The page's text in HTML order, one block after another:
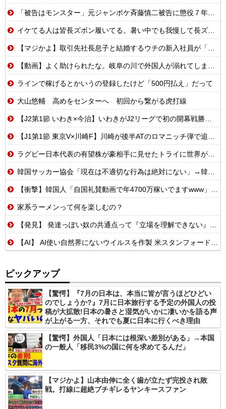
「被告はモンスター」元ジャンポケ斉藤慎二被告に懲役７年求刑でほぼ実刑確実？弁護側の主張が無理筋なワケ
イケてる人は皆長ズボン履いてる。暑い中でも我慢して長ズボン履いてる。半ズボンはモテ無い。厳しいって
【マジかよ】取引先社長息子と結婚するウチの新入社員が「結婚も契約も中止になりました…」→俺「こっちもグループ全社の取引中止しよう」
【動画】よく助けられたな。岐阜の川で外国人が溺れてしまう事故。
ラインで稼げるとかいうの登録したけど「500円払え」だって
大山悠輔 高めをセンターへ 初回から繋がる虎打線
【J2第1節 いわき×今治】いわきがJ2リーグで初の開幕戦勝利！エース熊田が怪我乗り越え2ゴールの活躍
【J1第1節 東京V×川崎F】川崎が後半ATのロマニッチ弾で追いつき辛くもドロー 東京Vは痛恨クリアミスで勝ち点3を逃す
ラグビー日本代表の有望株が豪相手に見せたトライに世界が騒然！←「F１並みのスピードだ」（海外の反応）
韓国サッカー協会「現在は不適切な行為は絶対にない」→韓国人「一番重要なのは2002年なのにそこは言及しないんだなｗｗｗ」「責任逃れが本当にひどい・・・」
【衝撃】韓国人「自国礼賛動画で年4700万稼いでますwww」→海外の反応ch運営の秘密…
家系ラーメンって何を楽しむの？
【発見】 発達っぽい奴の共通点って『立場を理解できない』だよな
【AI】 AI使い自然界にないウイルスを作製 米スタンフォード大学が成果発表
ピックアップ
【驚愕】『7月の日本は、本当に皆が言うほどひどい
のでしょうか?』7月に日本旅行する予定の外国人の投
稿が大拡散!日本の暑さと湿気がいかに凄いかを語る声
が上がる一方、それでも夏に日本に行くべき理由
【驚愕】外国人「日本には根深い差別がある」→本国
の一般人「移民3%の国に何を求めてるんだ」
【マジかよ】山本由伸に全く歯が立たず完投され敗
戦。打線に超絶ブチギレるヤンキースファン